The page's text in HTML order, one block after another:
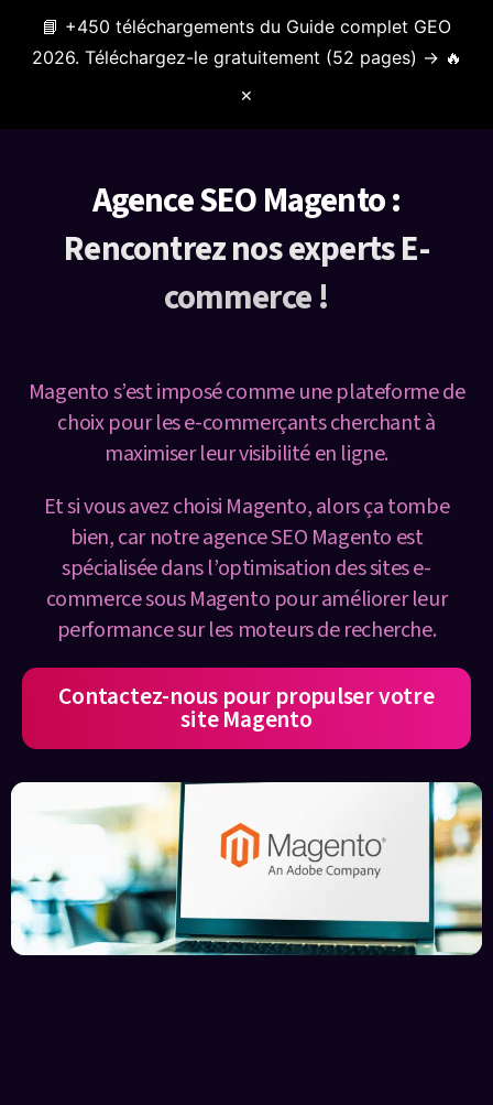
📘 +450 téléchargements du Guide complet GEO
2026. Téléchargez-le gratuitement (52 pages) → 🔥
✕
Menu
Agence SEO Magento :
Rencontrez nos experts E-
commerce !
Magento s’est imposé comme une plateforme de
choix pour les e-commerçants cherchant à
maximiser leur visibilité en ligne.
Et si vous avez choisi Magento, alors ça tombe
bien, car notre agence SEO Magento est
spécialisée dans l’optimisation des sites e-
commerce sous Magento pour améliorer leur
performance sur les moteurs de recherche.
Contactez-nous pour propulser votre
site Magento